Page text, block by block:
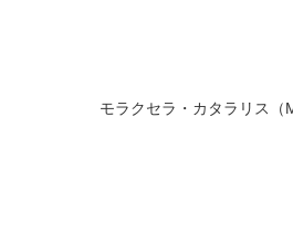
モラクセラ・カタラリス（